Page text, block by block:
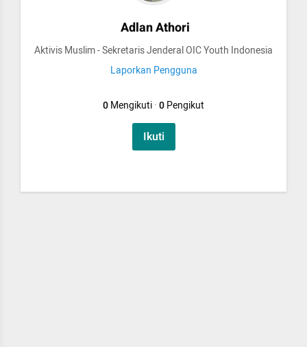
Adlan Athori
Aktivis Muslim - Sekretaris Jenderal OIC Youth Indonesia
Laporkan Pengguna
0Mengikuti·0Pengikut
Ikuti